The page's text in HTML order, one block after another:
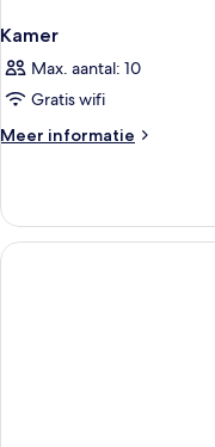
Kamer
Max. aantal: 10
Gratis wifi
Meer informatie
Meer